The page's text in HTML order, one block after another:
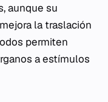
aunque su
la traslación
permiten
a estímulos